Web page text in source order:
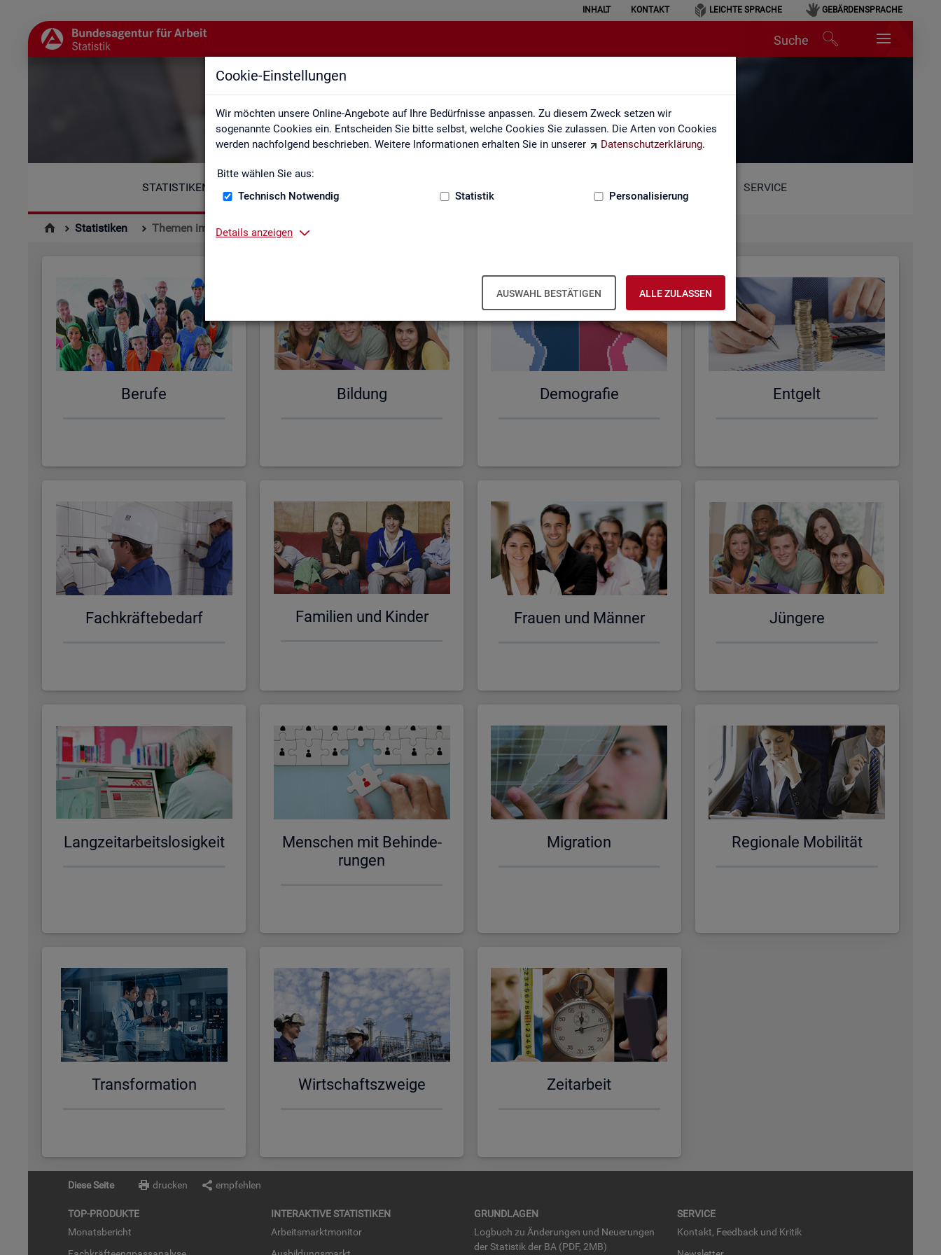
Cookie-Einstellungen
Wir möchten unsere Online-Angebote auf Ihre Bedürfnisse anpassen. Zu diesem Zweck setzen wir
sogenannte Cookies ein. Entscheiden Sie bitte selbst, welche Cookies Sie zulassen. Die Arten von Cookies
werden nachfolgend beschrieben. Weitere Informationen erhalten Sie in unserer
Datenschutzerklärung.
Bitte wählen Sie aus:
Technisch Notwendig
Statistik Personalisierung
Details anzeigen
AUSWAHL BESTÄTIGEN ALLE ZULASSEN
INHALT KONTAKT LEICHTE SPRACHE GEBÄRDENSPRACHE
Suche
Themen im Fokus
STATISTIKEN SERVICE
Statistiken Themen im Fokus
Be­ru­fe Bil­dung De­mo­gra­fie Ent­gelt
Fach­kräf­te­be­darf Fa­mi­li­en und Kin­der Frau­en und Män­ner Jün­ge­re
Lang­zeit­ar­beits­lo­sig­keit
Men­schen mit Be­hin­de­
run­gen
Mi­gra­ti­on Re­gio­na­le Mo­bi­li­tät
Trans­for­ma­ti­on Wirt­schafts­zwei­ge Zeit­ar­beit
Diese Seite drucken empfehlen
TOP-PRO­DUK­TE
Mo­nats­be­richt
IN­TER­AK­TI­VE STA­TIS­TI­KEN
Ar­beits­markt­mo­ni­tor
GRUND­LA­GEN
Log­buch zu Än­de­run­gen und Neue­run­gen
der Sta­tis­tik der BA (PDF, 2MB)
SER­VICE
Kon­takt, Feed­back und Kri­tik